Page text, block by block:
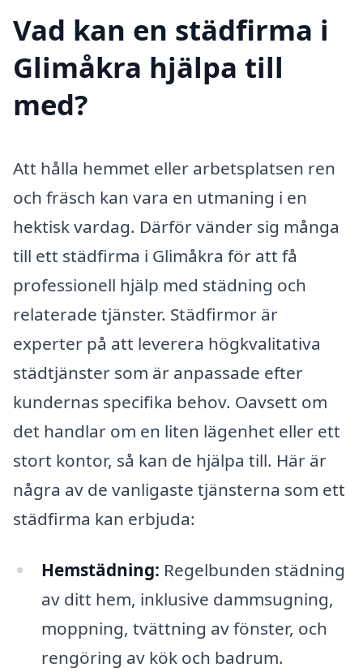
Vad kan en städfirma i
Glimåkra hjälpa till
med?
Att hålla hemmet eller arbetsplatsen ren
och fräsch kan vara en utmaning i en
hektisk vardag. Därför vänder sig många
till ett städfirma i Glimåkra för att få
professionell hjälp med städning och
relaterade tjänster. Städfirmor är
experter på att leverera högkvalitativa
städtjänster som är anpassade efter
kundernas specifika behov. Oavsett om
det handlar om en liten lägenhet eller ett
stort kontor, så kan de hjälpa till. Här är
några av de vanligaste tjänsterna som ett
städfirma kan erbjuda:
Hemstädning: Regelbunden städning
av ditt hem, inklusive dammsugning,
moppning, tvättning av fönster, och
rengöring av kök och badrum.